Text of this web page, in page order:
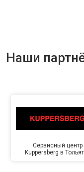
Наши
Сервисный центр
Kuppersberg в